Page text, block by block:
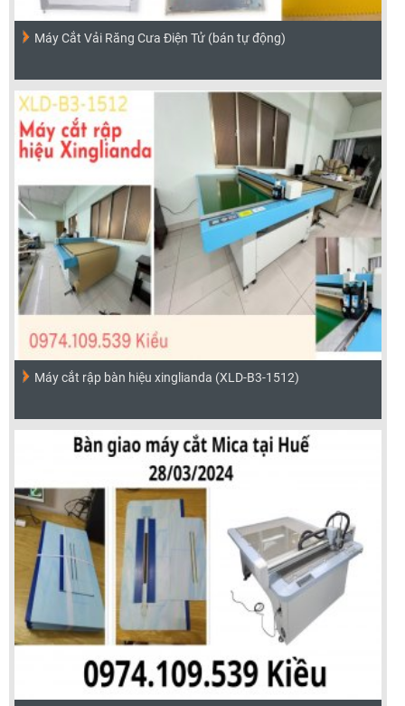
Máy Cắt Vải Răng Cưa Điện Tử (bán tự động)
Máy cắt rập bàn hiệu xinglianda (XLD-B3-1512)